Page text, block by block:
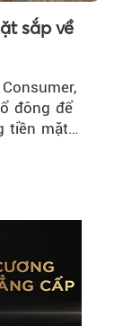
sắp về
đông để
tiền mặt